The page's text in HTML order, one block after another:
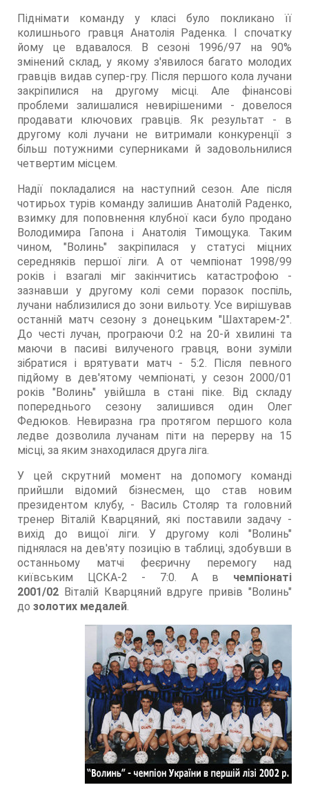
Піднімати команду у класі було покликано її
колишнього гравця Анатолія Раденка. І спочатку
йому це вдавалося. В сезоні 1996/97 на 90%
змінений склад, у якому з'явилося багато молодих
гравців видав супер-гру. Після першого кола лучани
закріпилися на другому місці. Але фінансові
проблеми залишалися невирішеними - довелося
продавати ключових гравців. Як результат - в
другому колі лучани не витримали конкуренції з
більш потужними суперниками й задовольнилися
четвертим місцем.
Надії покладалися на наступний сезон. Але після
чотирьох турів команду залишив Анатолій Раденко,
взимку для поповнення клубної каси було продано
Володимира Гапона і Анатолія Тимощука. Таким
чином, "Волинь" закріпилася у статусі міцних
середняків першої ліги. А от чемпіонат 1998/99
років і взагалі міг закінчитись катастрофою -
зазнавши у другому колі семи поразок поспіль,
лучани наблизилися до зони вильоту. Усе вирішував
останній матч сезону з донецьким "Шахтарем-2".
До честі лучан, програючи 0:2 на 20-й хвилині та
маючи в пасиві вилученого гравця, вони зуміли
зібратися і врятувати матч - 5:2. Після певного
підйому в дев'ятому чемпіонаті, у сезон 2000/01
років "Волинь" увійшла в стані піке. Від складу
попереднього сезону залишився один Олег
Федюков. Невиразна гра протягом першого кола
ледве дозволила лучанам піти на перерву на 15
місці, за яким знаходилася друга ліга.
У цей скрутний момент на допомогу команді
прийшли відомий бізнесмен, що став новим
президентом клубу, - Василь Столяр та головний
тренер Віталій Кварцяний, які поставили задачу -
вихід до вищої ліги. У другому колі "Волинь"
піднялася на дев'яту позицію в таблиці, здобувши в
останньому матчі феєричну перемогу над
київським ЦСКА-2 - 7:0. А в чемпіонаті
2001/02 Віталій Кварцяний вдруге привів "Волинь"
до золотих медалей.